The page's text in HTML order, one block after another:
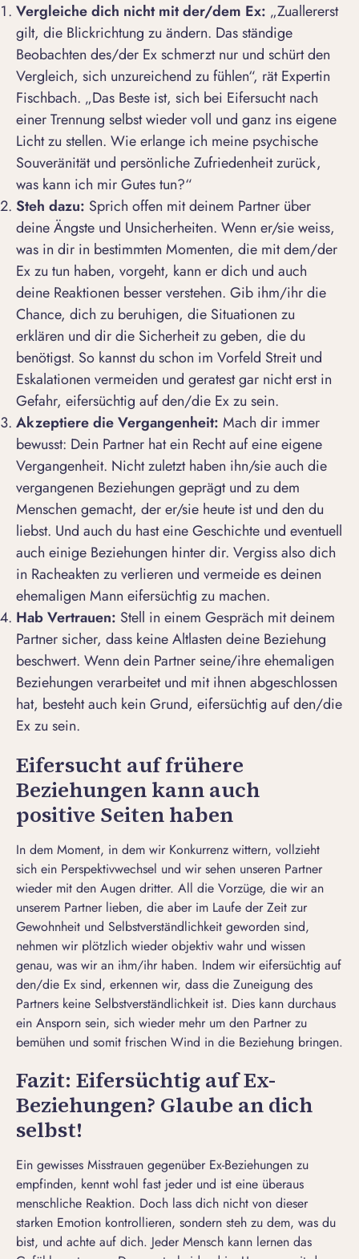
Vergleiche dich nicht mit der/dem Ex: „Zuallererst
gilt, die Blickrichtung zu ändern. Das ständige
Beobachten des/der Ex schmerzt nur und schürt den
Vergleich, sich unzureichend zu fühlen“, rät Expertin
Fischbach. „Das Beste ist, sich bei Eifersucht nach
einer Trennung selbst wieder voll und ganz ins eigene
Licht zu stellen. Wie erlange ich meine psychische
Souveränität und persönliche Zufriedenheit zurück,
was kann ich mir Gutes tun?“
Steh dazu: Sprich offen mit deinem Partner über
deine Ängste und Unsicherheiten. Wenn er/sie weiss,
was in dir in bestimmten Momenten, die mit dem/der
Ex zu tun haben, vorgeht, kann er dich und auch
deine Reaktionen besser verstehen. Gib ihm/ihr die
Chance, dich zu beruhigen, die Situationen zu
erklären und dir die Sicherheit zu geben, die du
benötigst. So kannst du schon im Vorfeld Streit und
Eskalationen vermeiden und geratest gar nicht erst in
Gefahr, eifersüchtig auf den/die Ex zu sein.
Akzeptiere die Vergangenheit: Mach dir immer
bewusst: Dein Partner hat ein Recht auf eine eigene
Vergangenheit. Nicht zuletzt haben ihn/sie auch die
vergangenen Beziehungen geprägt und zu dem
Menschen gemacht, der er/sie heute ist und den du
liebst. Und auch du hast eine Geschichte und eventuell
auch einige Beziehungen hinter dir. Vergiss also dich
in Racheakten zu verlieren und vermeide es deinen
ehemaligen Mann eifersüchtig zu machen.
Hab Vertrauen: Stell in einem Gespräch mit deinem
Partner sicher, dass keine Altlasten deine Beziehung
beschwert. Wenn dein Partner seine/ihre ehemaligen
Beziehungen verarbeitet und mit ihnen abgeschlossen
hat, besteht auch kein Grund, eifersüchtig auf den/die
Ex zu sein.
Eifersucht auf frühere
Beziehungen kann auch
positive Seiten haben
In dem Moment, in dem wir Konkurrenz wittern, vollzieht
sich ein Perspektivwechsel und wir sehen unseren Partner
wieder mit den Augen dritter. All die Vorzüge, die wir an
unserem Partner lieben, die aber im Laufe der Zeit zur
Gewohnheit und Selbstverständlichkeit geworden sind,
nehmen wir plötzlich wieder objektiv wahr und wissen
genau, was wir an ihm/ihr haben. Indem wir eifersüchtig auf
den/die Ex sind, erkennen wir, dass die Zuneigung des
Partners keine Selbstverständlichkeit ist. Dies kann durchaus
ein Ansporn sein, sich wieder mehr um den Partner zu
bemühen und somit frischen Wind in die Beziehung bringen.
Fazit: Eifersüchtig auf Ex-
Beziehungen? Glaube an dich
selbst!
Ein gewisses Misstrauen gegenüber Ex-Beziehungen zu
empfinden, kennt wohl fast jeder und ist eine überaus
menschliche Reaktion. Doch lass dich nicht von dieser
starken Emotion kontrollieren, sondern steh zu dem, was du
bist, und achte auf dich. Jeder Mensch kann lernen das